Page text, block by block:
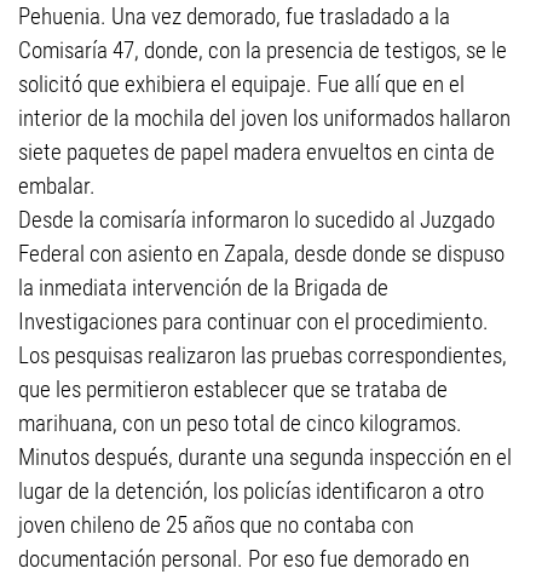
Pehuenia. Una vez demorado, fue trasladado a la
Comisaría 47, donde, con la presencia de testigos, se le
solicitó que exhibiera el equipaje. Fue allí que en el
interior de la mochila del joven los uniformados hallaron
siete paquetes de papel madera envueltos en cinta de
embalar.
Desde la comisaría informaron lo sucedido al Juzgado
Federal con asiento en Zapala, desde donde se dispuso
la inmediata intervención de la Brigada de
Investigaciones para continuar con el procedimiento.
Los pesquisas realizaron las pruebas correspondientes,
que les permitieron establecer que se trataba de
marihuana, con un peso total de cinco kilogramos.
Minutos después, durante una segunda inspección en el
lugar de la detención, los policías identificaron a otro
joven chileno de 25 años que no contaba con
documentación personal. Por eso fue demorado en